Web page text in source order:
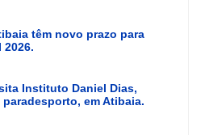
têm novo prazo para
2026.
Instituto Daniel Dias,
em Atibaia.